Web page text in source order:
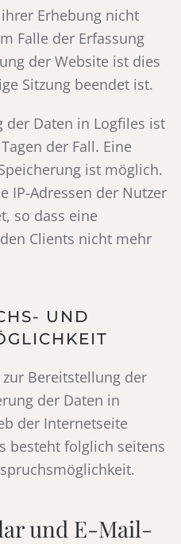
Erhebung nicht
Falle der Erfassung
der Website ist dies
Sitzung beendet ist.
der Daten in Logfiles ist
der Fall. Eine
ist möglich.
IP-Adressen der Nutzer
so dass eine
Clients nicht mehr
UND
Bereitstellung der
der Daten in
der Internetseite
besteht folglich seitens
und E-Mail-